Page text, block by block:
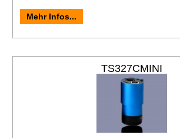
Mehr Infos...
TS327CMINI